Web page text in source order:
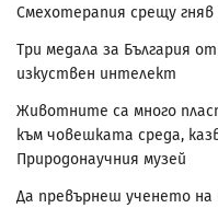
Смехотерапия срещу гняв
Три медала за България
изкуствен интелект
Животните са много
към човешката среда,
Природонаучния музей
Да превърнеш ученето на